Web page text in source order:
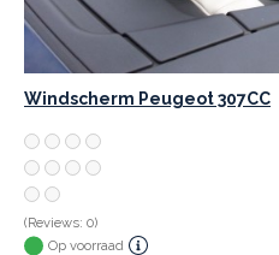
Windscherm Peugeot 307CC
(Reviews: 0)
Op voorraad